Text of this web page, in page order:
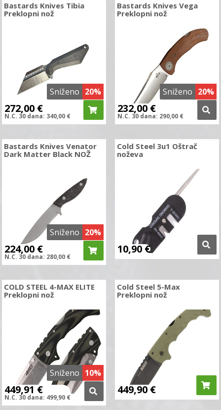
Sniženo 20%
Bastards Knives Tibia
Preklopni nož
272,00 €
N.C. 30 dana: 340,00 €
Sniženo 20%
Bastards Knives Vega
Preklopni nož
232,00 €
N.C. 30 dana: 290,00 €
Sniženo 20%
Bastards Knives Venator
Dark Matter Black NOŽ
224,00 €
N.C. 30 dana: 280,00 €
Cold Steel 3u1 Oštrač
noževa
10,90 €
Sniženo 10%
COLD STEEL 4-MAX ELITE
Preklopni nož
449,91 €
N.C. 30 dana: 499,90 €
Cold Steel 5-Max
Preklopni nož
449,90 €